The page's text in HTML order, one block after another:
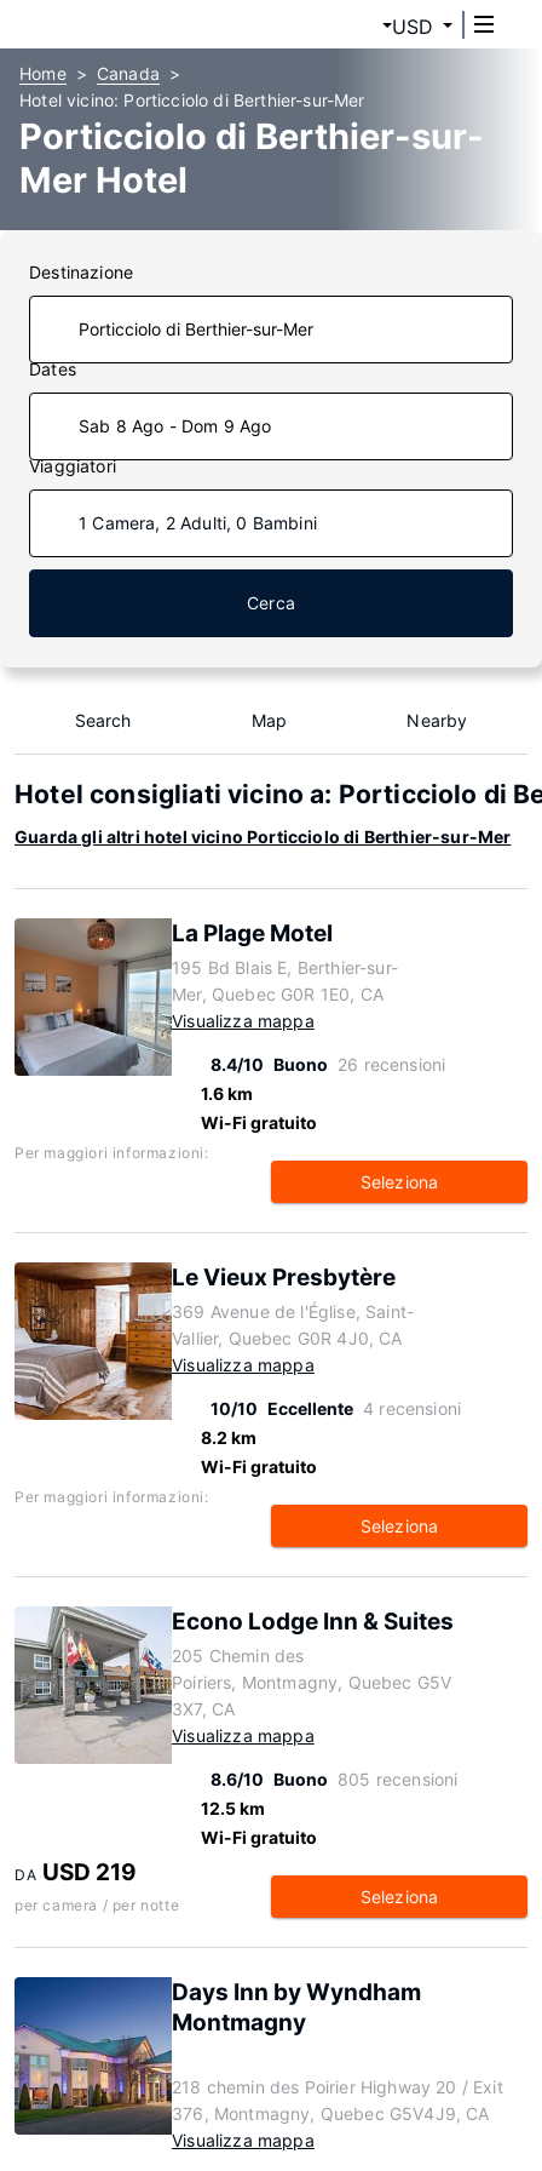
USD
Home
Canada
Hotel vicino: Porticciolo di Berthier-sur-Mer
Porticciolo di Berthier-sur-
Mer Hotel
Destinazione
Dates
Sab 8 Ago - Dom 9 Ago
Viaggiatori
1 Camera, 2 Adulti, 0 Bambini
Cerca
Search Map Nearby
Hotel consigliati vicino a: Porticciolo di
Guarda gli altri hotel vicino Porticciolo di Berthier-sur-Mer
La Plage Motel
195 Bd Blais E, Berthier-sur-
Mer, Quebec G0R 1E0, CA
Visualizza mappa
8.4/10 Buono 26 recensioni
1.6 km
Wi-Fi gratuito
Per maggiori informazioni:
Seleziona
Le Vieux Presbytère
369 Avenue de l'Église, Saint-
Vallier, Quebec G0R 4J0, CA
Visualizza mappa
10/10 Eccellente 4 recensioni
8.2 km
Wi-Fi gratuito
Per maggiori informazioni:
Seleziona
Econo Lodge Inn & Suites
205 Chemin des
Poiriers, Montmagny, Quebec G5V
3X7, CA
Visualizza mappa
8.6/10 Buono 805 recensioni
12.5 km
Wi-Fi gratuito
DA USD 219
per camera / per notte Seleziona
Days Inn by Wyndham
Montmagny
218 chemin des Poirier Highway 20 / Exit
376, Montmagny, Quebec G5V4J9, CA
Visualizza mappa